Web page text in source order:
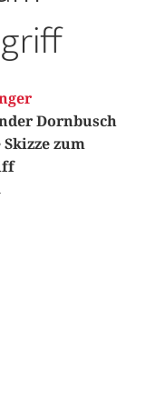
Dornbusch
zum